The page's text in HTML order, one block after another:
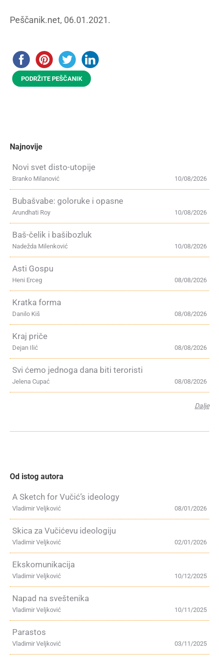
Peščanik.net, 06.01.2021.
PODRŽITE PEŠČANIK
Najnovije
Novi svet disto-utopije
10/08/2026
Branko Milanović
Bubašvabe: goloruke i opasne
10/08/2026
Arundhati Roy
Baš-čelik i bašibozluk
10/08/2026
Nadežda Milenković
Asti Gospu
08/08/2026
Heni Erceg
Kratka forma
08/08/2026
Danilo Kiš
Kraj priče
08/08/2026
Dejan Ilić
Svi ćemo jednoga dana biti teroristi
08/08/2026
Jelena Cupać
Dalje
Od istog autora
A Sketch for Vučić’s ideology
08/01/2026
Vladimir Veljković
Skica za Vučićevu ideologiju
02/01/2026
Vladimir Veljković
Ekskomunikacija
10/12/2025
Vladimir Veljković
Napad na sveštenika
10/11/2025
Vladimir Veljković
Parastos
03/11/2025
Vladimir Veljković